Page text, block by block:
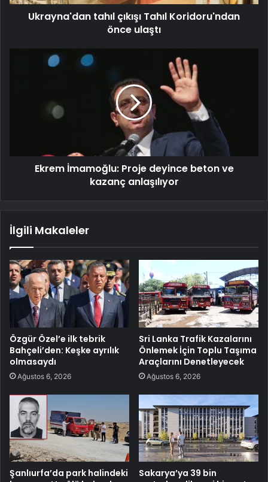
Ukrayna'dan tahıl çıkışı Tahıl Koridoru'ndan
önce ulaştı
Ekrem İmamoğlu: Proje deyince beton ve
kazanç anlaşılıyor
İlgili Makaleler
Özgür Özel’e ilk tebrik
Bahçeli’den: Keşke ayrılık
olmasaydı
Ağustos 6, 2026
Sri Lanka Trafik Kazalarını
Önlemek İçin Toplu Taşıma
Araçlarını Denetleyecek
Ağustos 6, 2026
Şanlıurfa’da park halindeki
Sakarya’ya 39 bin